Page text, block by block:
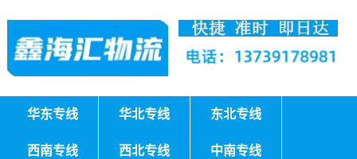
华东专线 华北专线 东北专线
西南专线 西北专线 中南专线